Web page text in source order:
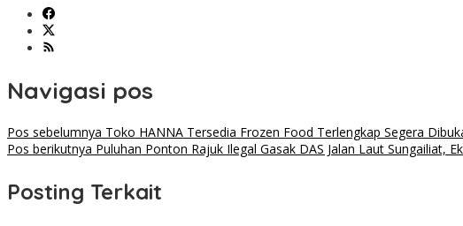
Navigasi pos
Pos sebelumnya Toko HANNA Tersedia Frozen Food Terlengkap Segera
Pos berikutnya Puluhan Ponton Rajuk Ilegal Gasak DAS Jalan Laut Sungailiat,
Posting Terkait